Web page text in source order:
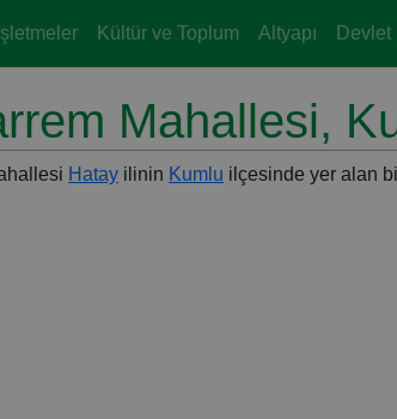
Kültür ve Toplum Altyapı Devlet
Mahallesi,
Hatay ilinin Kumlu ilçesinde yer alan